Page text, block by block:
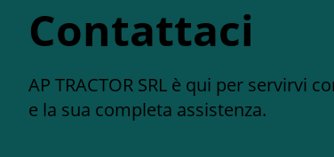
Contattaci
AP TRACTOR SRL è qui per servirvi
e la sua completa assistenza.